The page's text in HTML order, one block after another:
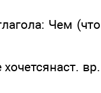
Чем (что
вр.